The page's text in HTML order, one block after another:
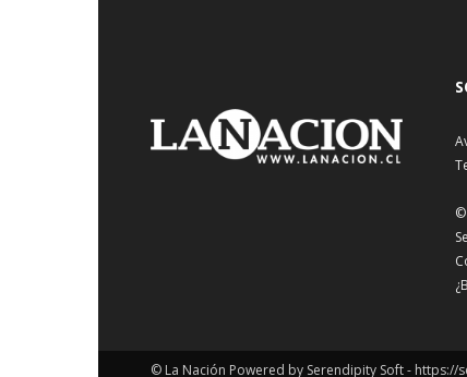
©
© La Nación Powered by Serendipity Soft - https://